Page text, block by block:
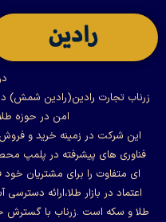
امن در حوزه
این شرکت در زمینه خرید و
فناوری های پیشرفته در پلمپ
ای متفاوت را برای مشتریان
اعتماد در بازار طلا،ارائه
طلا و سکه است .زرناب با گسترش